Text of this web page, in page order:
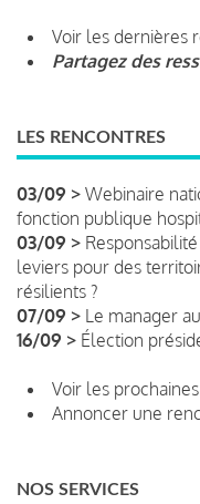
Voir les dernières
Partagez des
LES RENCONTRES
03/09 > Webinaire
fonction publique
03/09 >
leviers pour des
résilients ?
07/09 > Le manager
16/09 > Élection
Voir les
Annoncer une
NOS SERVICES